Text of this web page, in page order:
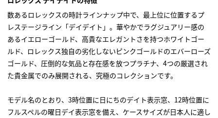
数ある ロレックスの時計ラインナップ中で、最上位に位置するプ
レステージライン「デイデイト」。華やかでラグジュアリー感の
あるイエローゴールド、高貴なエレガントさを持つホワイトゴー
ルド、ロレックス独自の劣化しないピンクゴールドのエバーローズ
ゴールド、圧倒的な気品と存在感を放つプラチナ、4つの厳選され
た貴金属でのみ展開される、究極のコレクションです。
モデル名のとおり、3時位置に日にちのデイト表示窓、12時位置に
フルスペルの曜日デイ表示窓を備え、ケースサイズが日本人に適し